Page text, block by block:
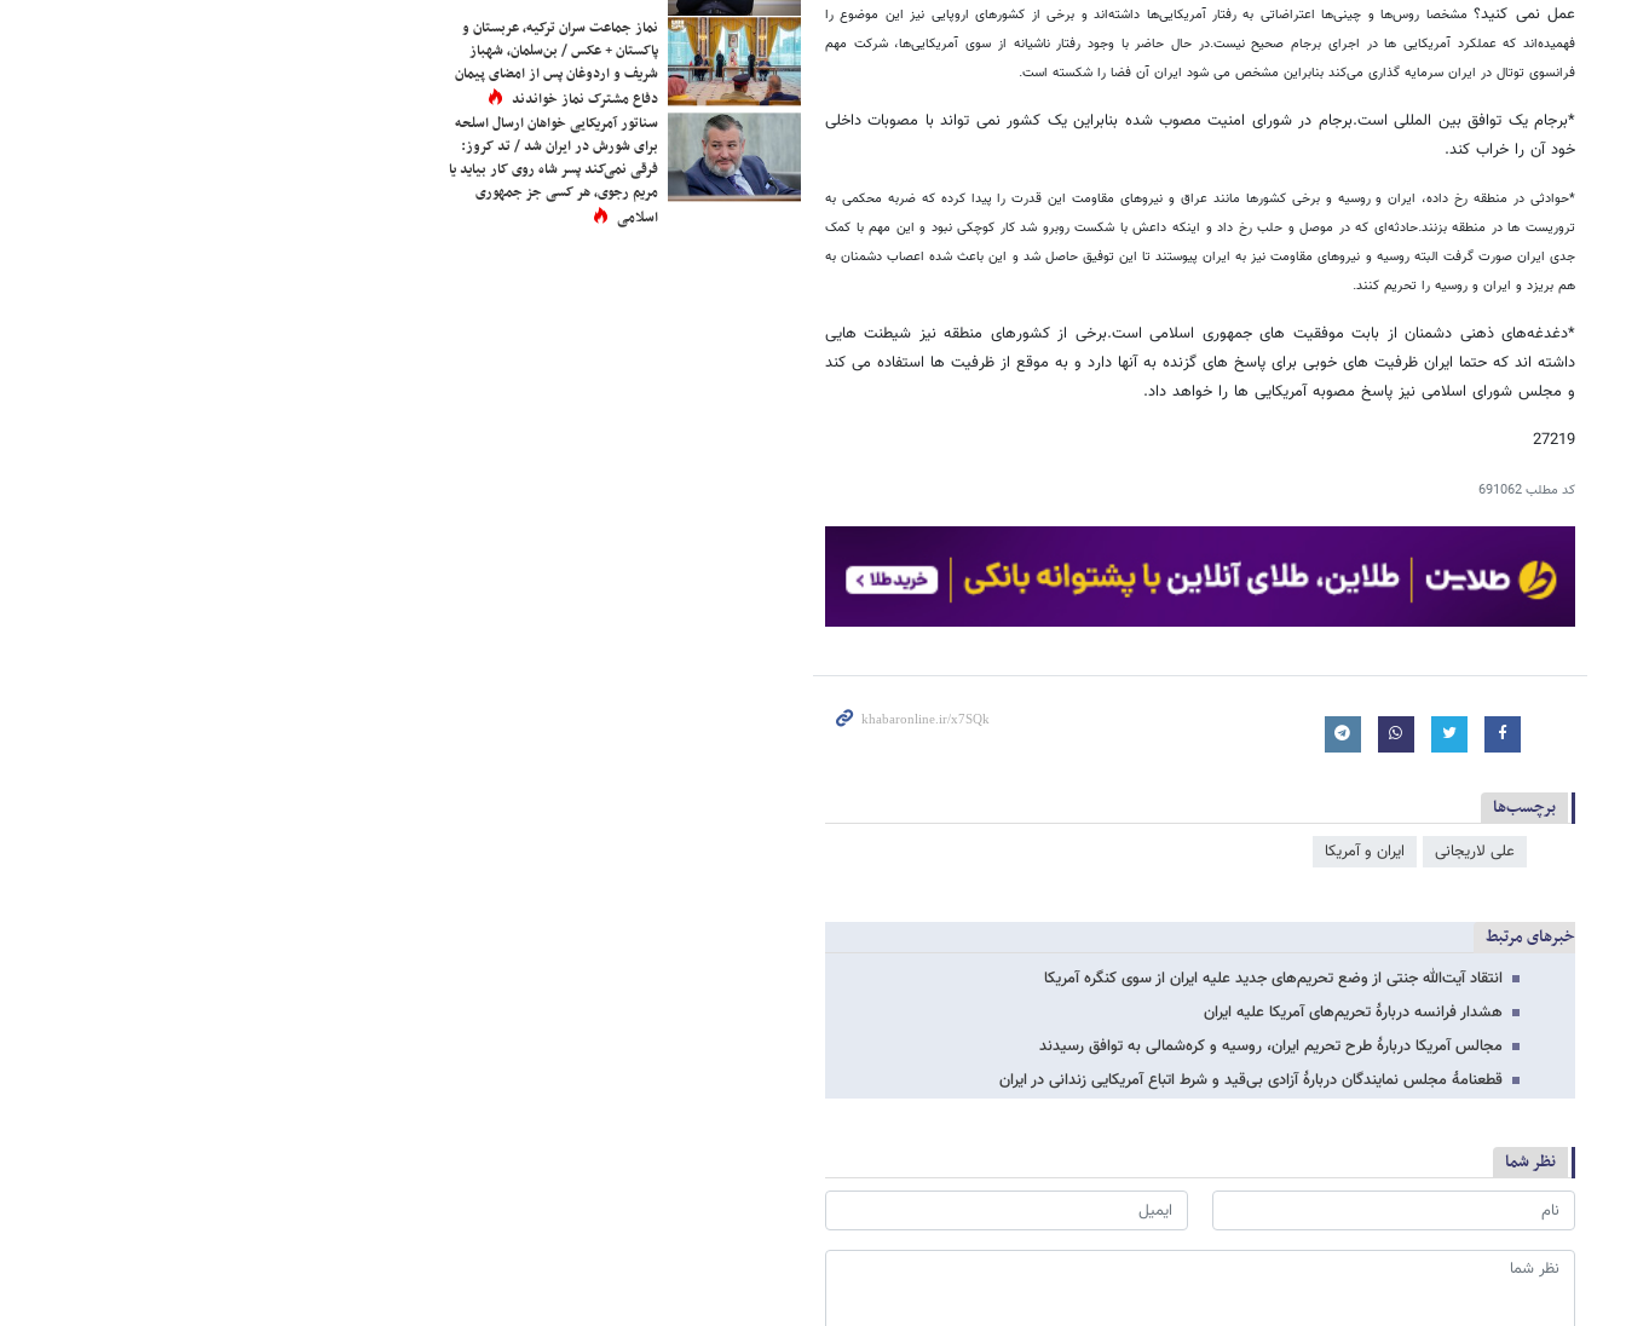
عمل نمی کنید؟مشخصا روس‌ها و چینی‌ها اعتراضاتی به رفتار آمریکایی‌ها داشته‌اند و برخی از کشورهای اروپایی نیز این موضوع را
فهمیده‌اند که عملکرد آمریکایی ها در اجرای برجام صحیح نیست.در حال حاضر با وجود رفتار ناشیانه از سوی آمریکایی‌ها، شرکت مهم
فرانسوی توتال در ایران سرمایه گذاری می‌کند بنابراین مشخص می شود ایران آن فضا را شکسته است.
*برجام یک توافق بین المللی است.برجام در شورای امنیت مصوب شده بنابراین یک کشور نمی تواند با مصوبات داخلی
خود آن را خراب کند.
*حوادثی در منطقه رخ داده، ایران و روسیه و برخی کشورها مانند عراق و نیروهای مقاومت این قدرت را پیدا کرده که ضربه محکمی به
تروریست ها در منطقه بزنند.حادثه‌ای که در موصل و حلب رخ داد و اینکه داعش با شکست روبرو شد کار کوچکی نبود و این مهم با کمک
جدی ایران صورت گرفت البته روسیه و نیروهای مقاومت نیز به ایران پیوستند تا این توفیق حاصل شد و این باعث شده اعصاب دشمنان به
هم بریزد و ایران و روسیه را تحریم کنند.
*دغدغه‌های ذهنی دشمنان از بابت موفقیت های جمهوری اسلامی است.برخی از کشورهای منطقه نیز شیطنت هایی
داشته اند که حتما ایران ظرفیت های خوبی برای پاسخ های گزنده به آنها دارد و به موقع از ظرفیت ها استفاده می کند
و مجلس شورای اسلامی نیز پاسخ مصوبه آمریکایی ها را خواهد داد.
27219
کد مطلب691062
برچسب‌ها
علی لاریجانی ایران و آمریکا
خبرهای مرتبط
انتقاد آیت‌الله جنتی از وضع تحریم‌های جدید علیه ایران از سوی کنگره آمریکا
هشدار فرانسه دربارۀ تحریم‌های آمریکا علیه ایران
مجالس آمریکا دربارۀ طرح تحریم‌ ایران، روسیه و کره‌شمالی به توافق رسیدند
قطعنامۀ مجلس نمایندگان دربارۀ آزادی بی‌قید و شرط اتباع آمریکایی زندانی در ایران
نظر شما
نماز جماعت سران ترکیه، عربستان و
پاکستان + عکس / بن‌سلمان، شهباز
شریف و اردوغان پس از امضای پیمان
دفاع مشترک نماز خواندند
سناتور آمریکایی خواهان ارسال اسلحه
برای شورش در ایران شد / تد کروز:
فرقی نمی‌کند پسر شاه روی کار بیاید یا
مریم رجوی، هر کسی جز جمهوری
اسلامی